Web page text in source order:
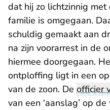
dat hij zo lichtzinnig
familie is omgegaan.
schuldig gemaakt aan
na zijn voorarrest in de
hiermee doorgegaan.
ontploffing ligt in een
van de zoon. De officier
van een ‘aanslag’ op